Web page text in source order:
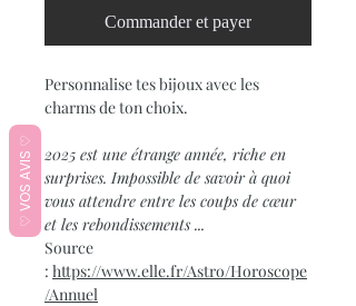
Commander et payer
Personnalise tes bijoux avec les
charms de ton choix.
2025 est une étrange année, riche en
surprises. Impossible de savoir à quoi
vous attendre entre les coups de cœur
et les rebondissements ...
Source
: https://www.elle.fr/Astro/Horoscope
/Annuel
♡ VOS AVIS ♡